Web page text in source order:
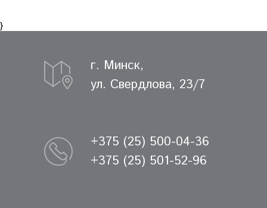
}
г. Минск,
ул. Свердлова, 23/7
+375 (25) 500-04-36
+375 (25) 501-52-96